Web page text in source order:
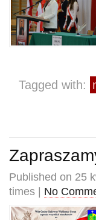
Tagged with:
Published on 25
times | No